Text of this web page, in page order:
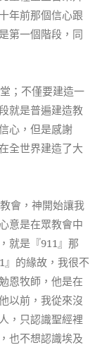
年前那個信心跟
第一個階段，同
；不僅要建造一
就是普遍建造教
心，但是感謝
全世界建造了大
會，神開始讓我
意是在眾教會中
就是『911 』那
』的緣故，我很不
恩牧師，他是在
以前，我從來沒
，只認識聖經裡
也不想認識埃及